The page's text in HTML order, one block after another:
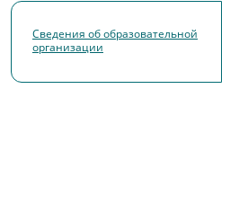
Сведения об образовательной
организации